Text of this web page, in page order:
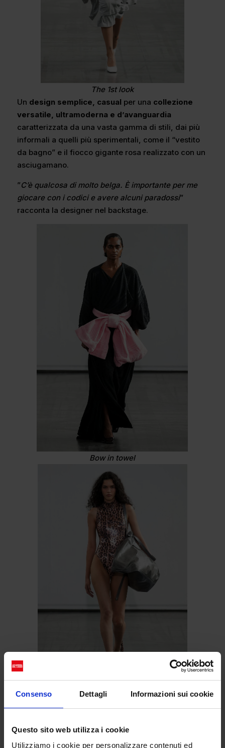
Consenso Dettagli Informazioni sui cookie
Questo sito web utilizza i cookie
Utilizziamo i cookie per personalizzare contenuti ed
The 1st look
Un design semplice, casual per una collezione
versatile, ultramoderna e d’avanguardia
caratterizzata da una vasta gamma di stili, dai più
informali a quelli più sperimentali, come il “vestito
da bagno” e il fiocco gigante rosa realizzato con un
asciugamano.
”C’è qualcosa di molto belga. È importante per me
giocare con i codici e avere alcuni paradossi”
racconta la designer nel backstage.
Bow in towel
SS24
Marie sperimenta coldenim, il raso e il metalloe
palette colori.